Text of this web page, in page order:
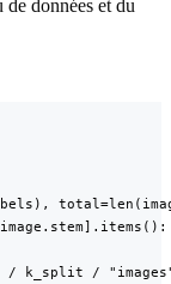
données et du
/ k_split /